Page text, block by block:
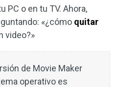
PC o en tu TV. Ahora,
«¿cómo quitar
video?»
de Movie Maker
operativo es